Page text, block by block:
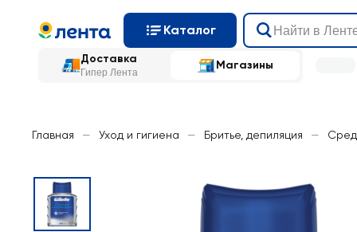
Каталог
Доставка
Гипер Лента
Магазины
Главная — Уход и гигиена — Бритье, депиляция —